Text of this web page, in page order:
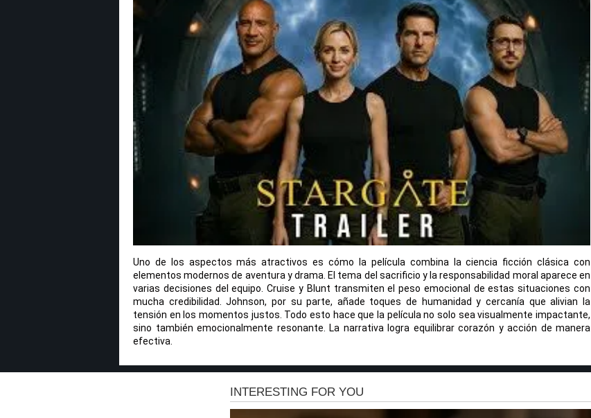
Uno de los aspectos más atractivos es cómo la película combina la ciencia ficción clásica con
elementos modernos de aventura y drama. El tema del sacrificio y la responsabilidad moral aparece en
varias decisiones del equipo. Cruise y Blunt transmiten el peso emocional de estas situaciones con
mucha credibilidad. Johnson, por su parte, añade toques de humanidad y cercanía que alivian la
tensión en los momentos justos. Todo esto hace que la película no solo sea visualmente impactante,
sino también emocionalmente resonante. La narrativa logra equilibrar corazón y acción de manera
efectiva.